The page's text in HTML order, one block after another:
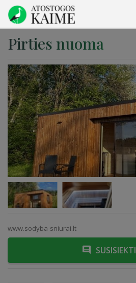
Pirties nuoma
www.sodyba-sniurai.lt
SUSISIEKTI